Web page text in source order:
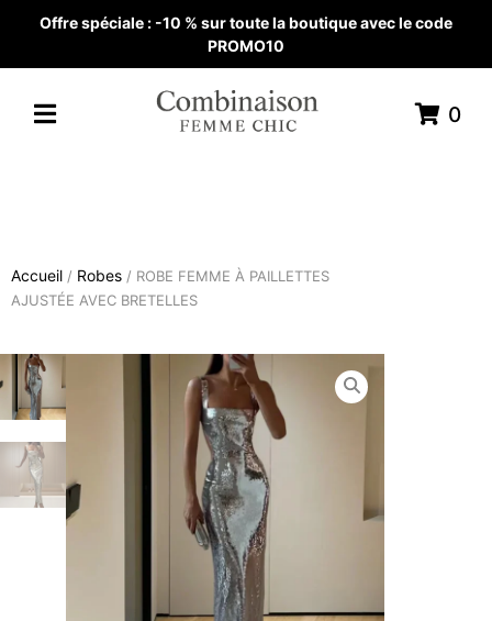
Offre spéciale : -10 % sur toute la boutique avec le code
PROMO10
0
Accueil / Robes / ROBE FEMME À PAILLETTES
AJUSTÉE AVEC BRETELLES